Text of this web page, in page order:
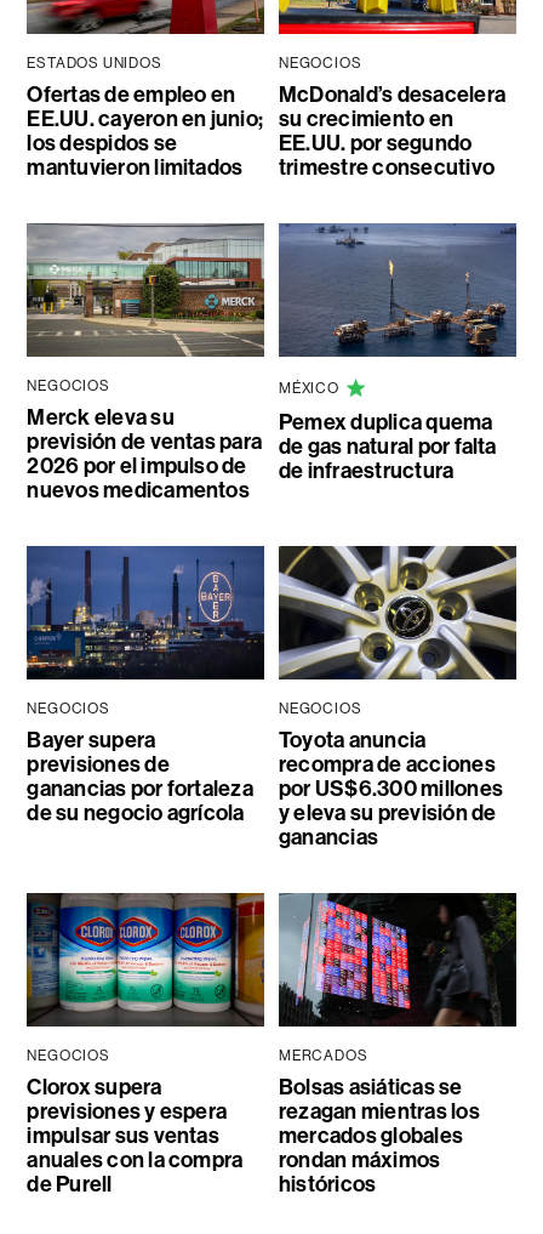
ESTADOS UNIDOS
Ofertas de empleo en
EE.UU. cayeron en junio;
los despidos se
mantuvieron limitados
NEGOCIOS
McDonald’s desacelera
su crecimiento en
EE.UU. por segundo
trimestre consecutivo
NEGOCIOS
Merck eleva su
previsión de ventas para
2026 por el impulso de
nuevos medicamentos
MÉXICO
Pemex duplica quema
de gas natural por falta
de infraestructura
NEGOCIOS
Bayer supera
previsiones de
ganancias por fortaleza
de su negocio agrícola
NEGOCIOS
Toyota anuncia
recompra de acciones
por US$6.300 millones
y eleva su previsión de
ganancias
NEGOCIOS
Clorox supera
previsiones y espera
impulsar sus ventas
anuales con la compra
de Purell
MERCADOS
Bolsas asiáticas se
rezagan mientras los
mercados globales
rondan máximos
históricos